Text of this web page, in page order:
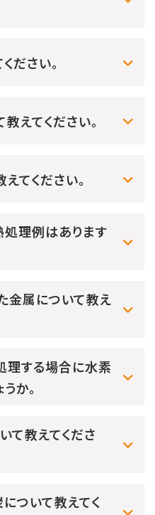
ださい。
えてください。
てください。
理例はあります
金属について教え
理する場合に水素
か。
て教えてくださ
ついて教えてく